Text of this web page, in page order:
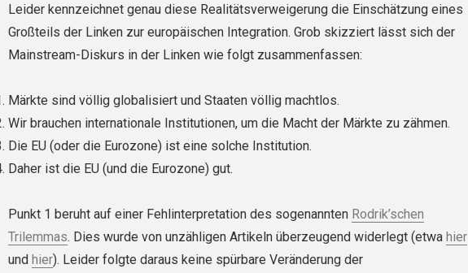
Leider kennzeichnet genau diese Realitätsverweigerung die Einschätzung eines
Großteils der Linken zur europäischen Integration. Grob skizziert lässt sich der
Mainstream-Diskurs in der Linken wie folgt zusammenfassen:
Märkte sind völlig globalisiert und Staaten völlig machtlos.
Wir brauchen internationale Institutionen, um die Macht der Märkte zu zähmen.
Die EU (oder die Eurozone) ist eine solche Institution.
Daher ist die EU (und die Eurozone) gut.
Punkt 1 beruht auf einer Fehlinterpretation des sogenannten Rodrik’schen
Trilemmas. Dies wurde von unzähligen Artikeln überzeugend widerlegt (etwa hier
und hier). Leider folgte daraus keine spürbare Veränderung der